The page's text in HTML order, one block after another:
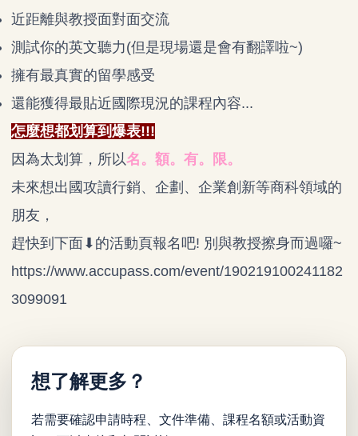
近距離與教授面對面交流
測試你的英文聽力(但是現場還是會有翻譯啦~)
擁有最真實的留學感受
還能獲得最貼近國際現況的課程內容...
怎麼想都划算到爆表!!!
因為太划算，所以名。額。有。限。
未來想出國攻讀行銷、企劃、企業創新等商科領域的
朋友，
趕快到下面⬇的活動頁報名吧! 別與教授擦身而過囉~
https://www.accupass.com/event/190219100241182
3099091
想了解更多？
若需要確認申請時程、文件準備、課程名額或活動資